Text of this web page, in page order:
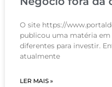
O site https://
publicou uma matéria
diferentes para investir.
atualmente
LER MAIS »